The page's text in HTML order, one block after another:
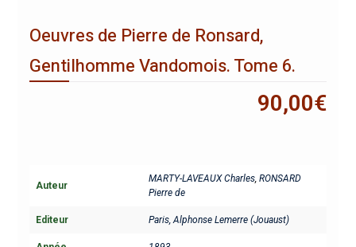
Oeuvres de Pierre de Ronsard,
Gentilhomme Vandomois. Tome 6.
90,00€
Auteur
MARTY-LAVEAUX Charles, RONSARD
Pierre de
Editeur Paris, Alphonse Lemerre (Jouaust)